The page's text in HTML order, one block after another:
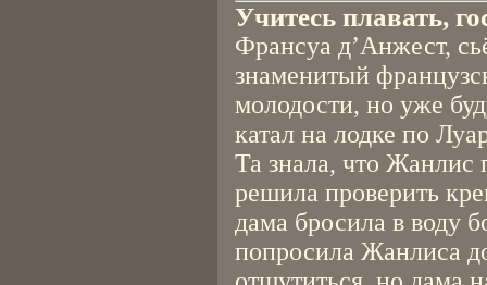
Учитесь плавать,
Франсуа д’Анжест,
знаменитый
молодости, но уже
катал на лодке по
Та знала, что Жанлис
решила проверить
дама бросила в воду
попросила Жанлиса